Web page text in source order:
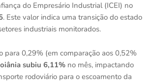
do Empresário Industrial (ICEI) no
. Este valor indica uma transição do estado
industriais monitorados.
para 0,29% (em comparação aos 0,52%
subiu 6,11% no mês, impactando
rodoviário para o escoamento da